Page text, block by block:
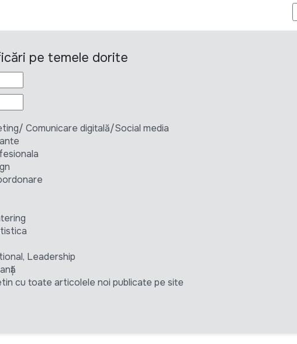
EXTINS: DIACONIA ANUNȚĂ CONCURS PENTRU SELECTAREA UNUI
pe temele dorite
Comunicare digitală/Social media
Leadership
cu toate articolele noi publicate pe site